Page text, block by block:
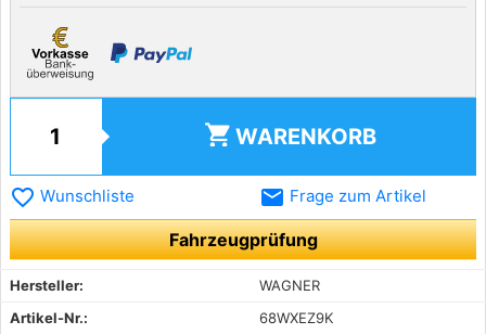
shopping_cart WARENKORB
favorite_border Wunschliste email Frage zum Artikel
Fahrzeugprüfung
Hersteller:
WAGNER
Artikel-Nr.:
68WXEZ9K